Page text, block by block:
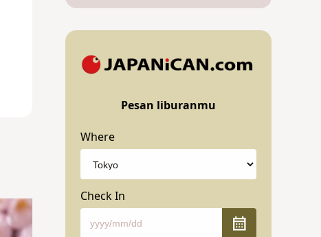
Pesan liburanmu
Where
Check In